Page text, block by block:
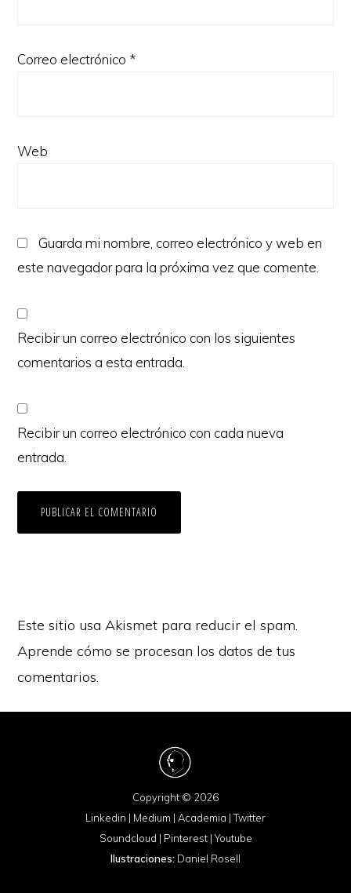
Correo electrónico *
Web
Guarda mi nombre, correo electrónico y web en
este navegador para la próxima vez que comente.
Recibir un correo electrónico con los siguientes
comentarios a esta entrada.
Recibir un correo electrónico con cada nueva
entrada.
Este sitio usa Akismet para reducir el spam.
Aprende cómo se procesan los datos de tus
comentarios.
Copyright © 2026
Linkedin | Medium | Academia |Twitter
Soundcloud | Pinterest|Youtube
Ilustraciones: Daniel Rosell